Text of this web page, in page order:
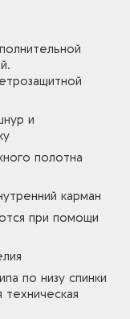
и
полотна
карман
при помощи
по низу спинки